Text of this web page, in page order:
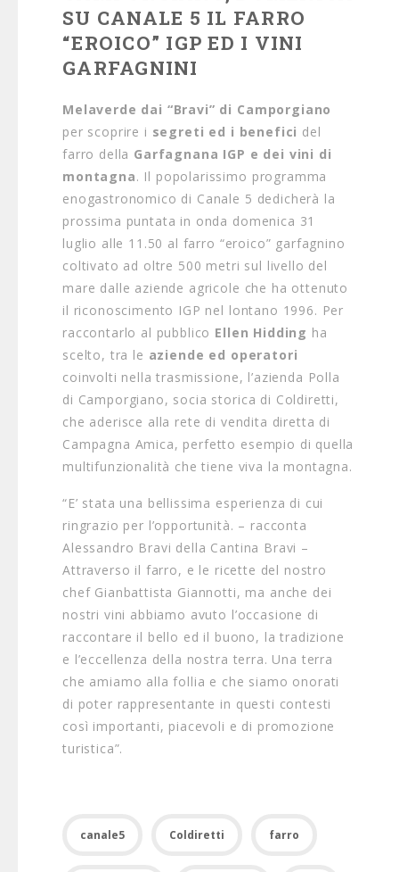
SU CANALE 5 IL FARRO
“EROICO” IGP ED I VINI
GARFAGNINI
Melaverde dai “Bravi” di Camporgiano
per scoprire i segreti ed i benefici del
farro della Garfagnana IGP e dei vini di
montagna. Il popolarissimo programma
enogastronomico di Canale 5 dedicherà la
prossima puntata in onda domenica 31
luglio alle 11.50 al farro “eroico” garfagnino
coltivato ad oltre 500 metri sul livello del
mare dalle aziende agricole che ha ottenuto
il riconoscimento IGP nel lontano 1996. Per
raccontarlo al pubblico Ellen Hidding ha
scelto, tra le aziende ed operatori
coinvolti nella trasmissione, l’azienda Polla
di Camporgiano, socia storica di Coldiretti,
che aderisce alla rete di vendita diretta di
Campagna Amica, perfetto esempio di quella
multifunzionalità che tiene viva la montagna.
“E’ stata una bellissima esperienza di cui
ringrazio per l’opportunità. – racconta
Alessandro Bravi della Cantina Bravi –
Attraverso il farro, e le ricette del nostro
chef Gianbattista Giannotti, ma anche dei
nostri vini abbiamo avuto l’occasione di
raccontare il bello ed il buono, la tradizione
e l’eccellenza della nostra terra. Una terra
che amiamo alla follia e che siamo onorati
di poter rappresentante in questi contesti
così importanti, piacevoli e di promozione
turistica”.
canale5 Coldiretti farro